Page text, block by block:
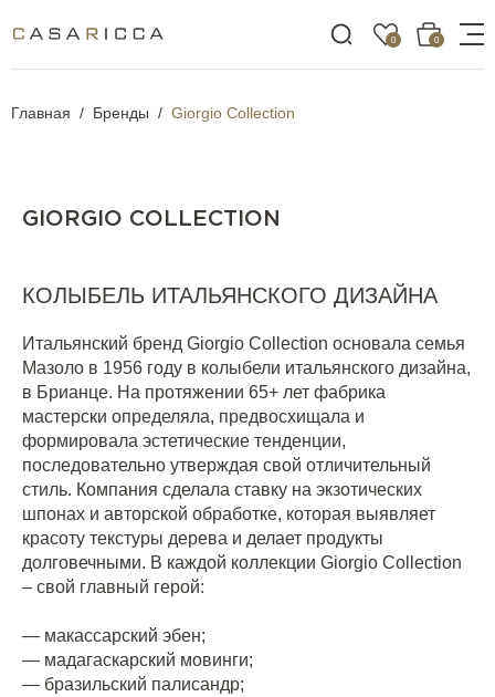
0 0
Главная Бренды Giorgio Collection
GIORGIO COLLECTION
КОЛЫБЕЛЬ ИТАЛЬЯНСКОГО ДИЗАЙНА
Итальянский бренд Giorgio Collection основала семья
Мазоло в 1956 году в колыбели итальянского дизайна,
в Брианце. На протяжении 65+ лет фабрика
мастерски определяла, предвосхищала и
формировала эстетические тенденции,
последовательно утверждая свой отличительный
стиль. Компания сделала ставку на экзотических
шпонах и авторской обработке, которая выявляет
красоту текстуры дерева и делает продукты
долговечными. В каждой коллекции Giorgio Collection
– свой главный герой:
— макассарский эбен;
— мадагаскарский мовинги;
— бразильский палисандр;